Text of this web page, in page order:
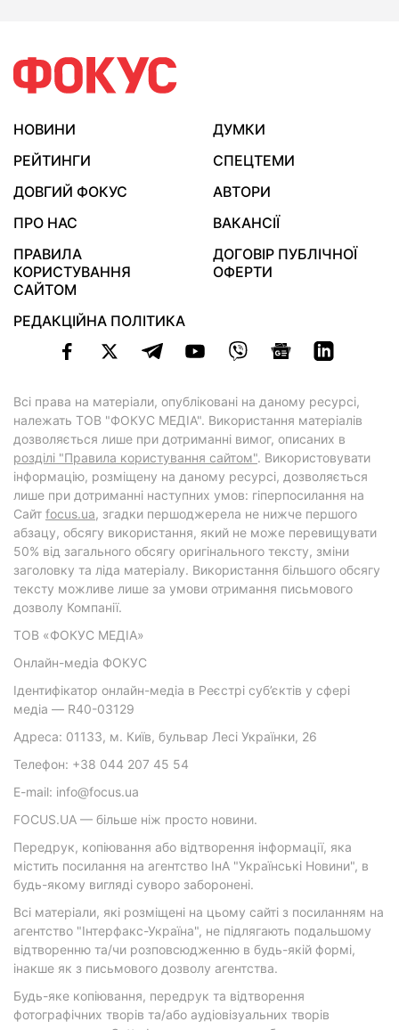
НОВИНИ
ДУМКИ
РЕЙТИНГИ
СПЕЦТЕМИ
ДОВГИЙ ФОКУС
АВТОРИ
ПРО НАС
ВАКАНСІЇ
ПРАВИЛА
КОРИСТУВАННЯ
САЙТОМ
ДОГОВІР ПУБЛІЧНОЇ
ОФЕРТИ
РЕДАКЦІЙНА ПОЛІТИКА
Всі права на матеріали, опубліковані на даному ресурсі,
належать ТОВ "ФОКУС МЕДІА". Використання матеріалів
дозволяється лише при дотриманні вимог, описаних в
розділі "Правила користування сайтом". Використовувати
інформацію, розміщену на даному ресурсі, дозволяється
лише при дотриманні наступних умов: гіперпосилання на
Cайт focus.ua, згадки першоджерела не нижче першого
абзацу, обсягу використання, який не може перевищувати
50% від загального обсягу оригінального тексту, зміни
заголовку та ліда матеріалу. Використання більшого обсягу
тексту можливе лише за умови отримання письмового
дозволу Компанії.
ТОВ «ФОКУС МЕДІА»
Онлайн-медіа ФОКУС
Ідентифікатор онлайн-медіа в Реєстрі суб’єктів у сфері
медіа — R40-03129
Адреса: 01133, м. Київ, бульвар Лесі Українки, 26
Телефон: +38 044 207 45 54
E-mail: info@focus.ua
FOCUS.UA — більше ніж просто новини.
Передрук, копіювання або відтворення інформації, яка
містить посилання на агентство ІнА "Українські Новини", в
будь-якому вигляді суворо заборонені.
Всі матеріали, які розміщені на цьому сайті з посиланням на
агентство "Інтерфакс-Україна", не підлягають подальшому
відтворенню та/чи розповсюдженню в будь-якій формі,
інакше як з письмового дозволу агентства.
Будь-яке копіювання, передрук та відтворення
фотографічних творів та/або аудіовізуальних творів